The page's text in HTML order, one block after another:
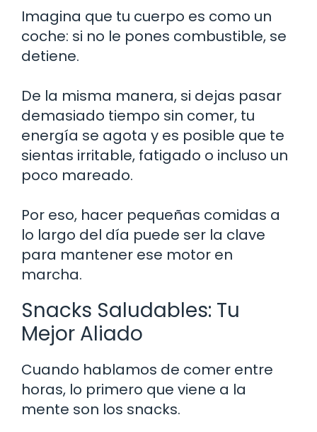
Imagina que tu cuerpo es como un
coche: si no le pones combustible, se
detiene.
De la misma manera, si dejas pasar
demasiado tiempo sin comer, tu
energía se agota y es posible que te
sientas irritable, fatigado o incluso un
poco mareado.
Por eso, hacer pequeñas comidas a
lo largo del día puede ser la clave
para mantener ese motor en
marcha.
Snacks Saludables: Tu
Mejor Aliado
Cuando hablamos de comer entre
horas, lo primero que viene a la
mente son los snacks.